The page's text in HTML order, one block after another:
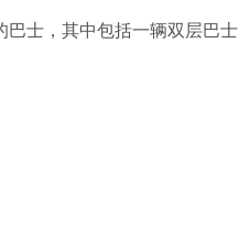
士，其中包括一辆双层巴士